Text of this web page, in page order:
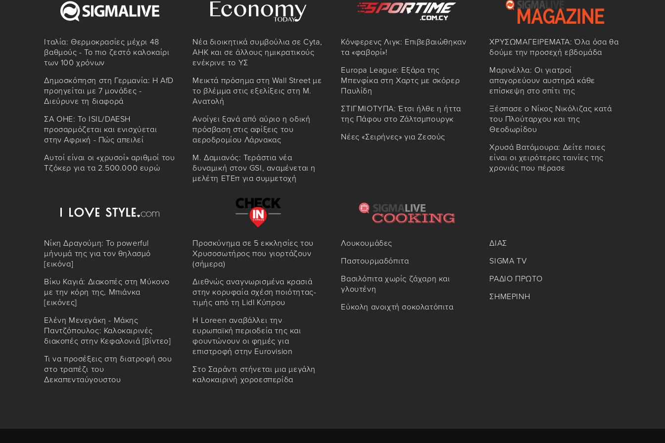
Ιταλία: Θερμοκρασίες μέχρι 48
βαθμούς - Το πιο ζεστό καλοκαίρι
των 100 χρόνων
Δημοσκόπηση στη Γερμανία: Η AfD
προηγείται με 7 μονάδες -
Διεύρυνε τη διαφορά
ΣΑ ΟΗΕ: Το ISIL/DAESH
προσαρμόζεται και ενισχύεται
στην Αφρική - Πώς απειλεί
Αυτοί είναι οι «χρυσοί» αριθμοί του
Τζόκερ για τα 2.500.000 ευρώ
Νέα διοικητικά συμβούλια σε Cyta,
AHK και σε άλλους ημικρατικούς
ενέκρινε το ΥΣ
Μεικτά πρόσημα στη Wall Street με
το βλέμμα στις εξελίξεις στη Μ.
Ανατολή
Ανοίγει ξανά από αύριο η οδική
πρόσβαση στις αφίξεις του
αεροδρομίου Λάρνακας
Μ. Δαμιανός: Τεράστια νέα
δυναμική στον GSI, αναμένεται η
μελέτη ΕΤΕπ για συμμετοχή
Κόνφερενς Λιγκ: Επιβεβαιώθηκαν
τα «φαβορί»!
Europa League: Εξάρα της
Μπενφίκα στη Χαρτς με σκόρερ
Παυλίδη
ΣΤΙΓΜΙΟΤΥΠΑ: Έτσι ήλθε η ήττα
της Πάφου στο Ζάλτσμπουργκ
Νέες «Σειρήνες» για Ζεσούς
ΧΡΥΣΩΜΑΓΕΙΡΕΜΑΤΑ: Όλα όσα θα
δούμε την προσεχή εβδομάδα
Μαρινέλλα: Οι γιατροί
απαγορεύουν αυστηρά κάθε
επίσκεψη στο σπίτι της
Ξέσπασε ο Νίκος Νικόλιζας κατά
του Πλούταρχου και της
Θεοδωρίδου
Χρυσά Βατόμουρα: Δείτε ποιες
είναι οι χειρότερες ταινίες της
χρονιάς που πέρασε
Νίκη Δραγούμη: Το powerful
μήνυμά της για τον θηλασμό
[εικόνα]
Βίκυ Καγιά: Διακοπές στη Μύκονο
με την κόρη της, Μπιάνκα
[εικόνες]
Ελένη Μενεγάκη - Μάκης
Παντζόπουλος: Καλοκαιρινές
διακοπές στην Κεφαλονιά [βίντεο]
Τι να προσέξεις στη διατροφή σου
στο τραπέζι του
Δεκαπενταύγουστου
Προσκύνημα σε 5 εκκλησίες του
Χρυσοσωτήρος που γιορτάζουν
(σήμερα)
Διεθνώς αναγνωρισμένα κρασιά
στην κορυφαία σχέση ποιότητας-
τιμής από τη Lidl Κύπρου
Η Loreen αναβάλλει την
ευρωπαϊκή περιοδεία της και
φουντώνουν οι φημές για
επιστροφή στην Eurovision
Στο Σαράντι στήνεται μια μεγάλη
καλοκαιρινή χοροεσπερίδα
Λουκουμάδες
Παστουρμαδόπιτα
Βασιλόπιτα χωρίς ζάχαρη και
γλουτένη
Εύκολη ανοιχτή σοκολατόπιτα
ΔΙΑΣ
SIGMA TV
ΡΑΔΙΟ ΠΡΩΤΟ
ΣΗΜΕΡΙΝΗ